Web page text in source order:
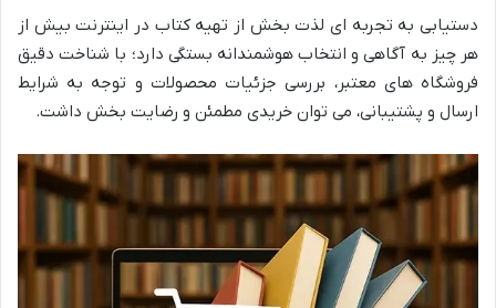
دستیابی به تجربه ای لذت بخش از تهیه کتاب در اینترنت بیش از
هر چیز به آگاهی و انتخاب هوشمندانه بستگی دارد؛ با شناخت دقیق
فروشگاه های معتبر، بررسی جزئیات محصولات و توجه به شرایط
ارسال و پشتیبانی، می توان خریدی مطمئن و رضایت بخش داشت.